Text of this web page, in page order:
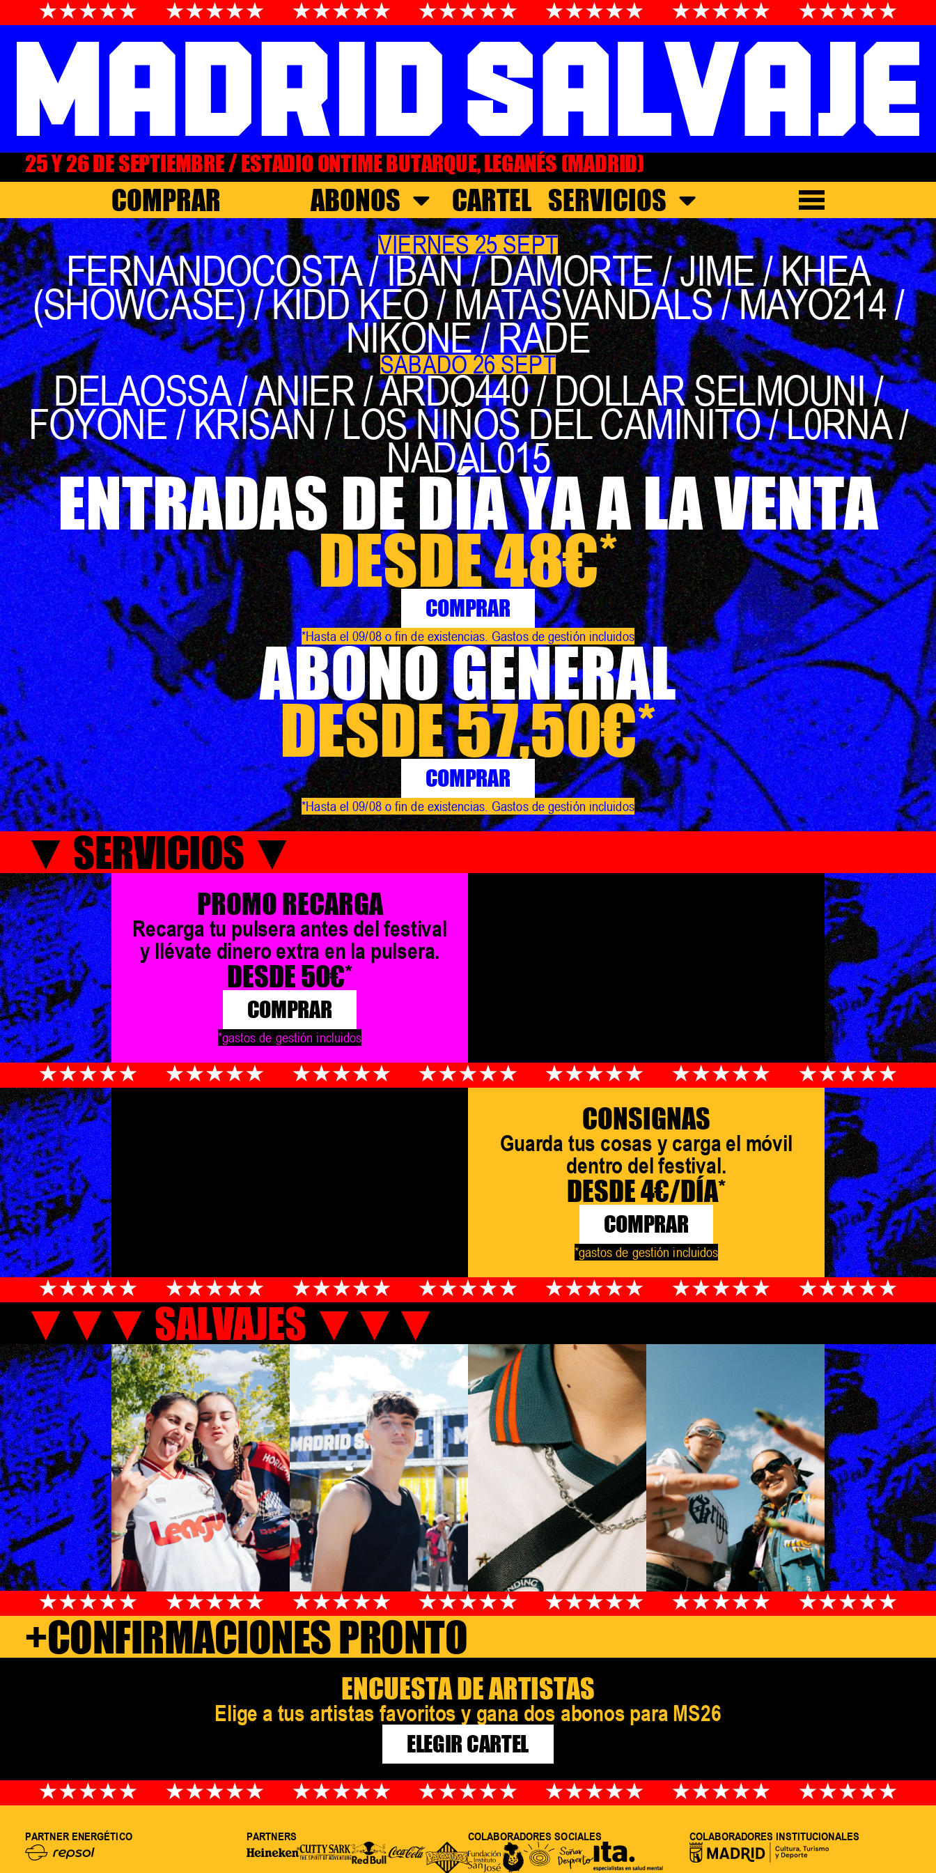
25 Y 26 DE SEPTIEMBRE / ESTADIO ONTIME BUTARQUE, LEGANÉS (MADRID)
COMPRAR ABONOS CARTEL SERVICIOS
VIERNES 25 SEPT
FERNANDOCOSTA / IBAN / DAMORTE / JIME / KHEA
(SHOWCASE) / KIDD KEO / MATASVANDALS / MAYO214 /
NIKONE / RADE
SÁBADO 26 SEPT
DELAOSSA / ANIER / ARDO440 / DOLLAR SELMOUNI /
FOYONE / KRISAN / LOS NIÑOS DEL CAMINITO / L0RNA /
NADAL015
ENTRADAS DE DÍA YA A LA VENTA
DESDE 48€*
COMPRAR
*Hasta el 09/08 o fin de existencias. Gastos de gestión incluidos
ABONO GENERAL
DESDE 57,50€*
COMPRAR
*Hasta el 09/08 o fin de existencias. Gastos de gestión incluidos
▼ SERVICIOS ▼
PROMO RECARGA
Recarga tu pulsera antes del festival
y llévate dinero extra en la pulsera.
DESDE 50€*
COMPRAR
*gastos de gestión incluidos
CONSIGNAS
Guarda tus cosas y carga el móvil
dentro del festival.
DESDE 4€/DÍA*
COMPRAR
*gastos de gestión incluidos
▼▼▼ SALVAJES ▼▼▼
+CONFIRMACIONES PRONTO
ENCUESTA DE ARTISTAS
Elige a tus artistas favoritos y gana dos abonos para MS26
ELEGIR CARTEL
PARTNER ENERGÉTICO PARTNERS COLABORADORES SOCIALES COLABORADORES INSTITUCIONALES